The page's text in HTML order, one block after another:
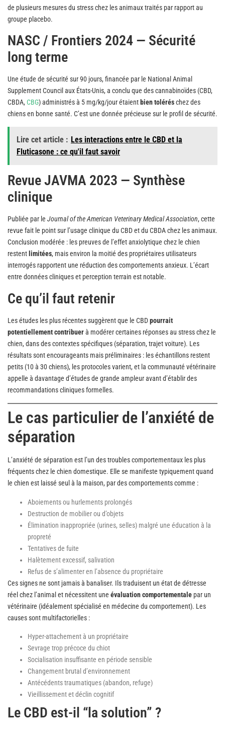
de plusieurs mesures du stress chez les animaux traités par rapport au
groupe placebo.
NASC / Frontiers 2024 — Sécurité
long terme
Une étude de sécurité sur 90 jours, financée par le National Animal
Supplement Council aux États-Unis, a conclu que des cannabinoïdes (CBD,
CBDA, CBG) administrés à 5 mg/kg/jour étaient bien toléréschez des
chiens en bonne santé. C’est une donnée précieuse sur le profil de sécurité.
Lire cet article : Les interactions entre le CBD et la
Fluticasone : ce qu'il faut savoir
Revue JAVMA 2023 — Synthèse
clinique
Publiée par le Journal of the American Veterinary Medical Association, cette
revue fait le point sur l’usage clinique du CBD et du CBDA chez les animaux.
Conclusion modérée : les preuves de l’effet anxiolytique chez le chien
restent limitées, mais environ la moitié des propriétaires utilisateurs
interrogés rapportent une réduction des comportements anxieux. L’écart
entre données cliniques et perception terrain est notable.
Ce qu’il faut retenir
Les études les plus récentes suggèrent que le CBDpourrait
potentiellement contribuerà modérer certaines réponses au stress chez le
chien, dans des contextes spécifiques (séparation, trajet voiture). Les
résultats sont encourageants mais préliminaires : les échantillons restent
petits (10 à 30 chiens), les protocoles varient, et la communauté vétérinaire
appelle à davantage d’études de grande ampleur avant d’établir des
recommandations cliniques formelles.
Le cas particulier de l’anxiété de
séparation
L’anxiété de séparation est l’un des troubles comportementaux les plus
fréquents chez le chien domestique. Elle se manifeste typiquement quand
le chien est laissé seul à la maison, par des comportements comme :
Aboiements ou hurlements prolongés
Destruction de mobilier ou d’objets
Élimination inappropriée (urines, selles) malgré une éducation à la
propreté
Tentatives de fuite
Halètement excessif, salivation
Refus de s’alimenter en l’absence du propriétaire
Ces signes ne sont jamais à banaliser. Ils traduisent un état de détresse
réel chez l’animal et nécessitent une évaluation comportementale par un
vétérinaire (idéalement spécialisé en médecine du comportement). Les
causes sont multifactorielles :
Hyper-attachement à un propriétaire
Sevrage trop précoce du chiot
Socialisation insuffisante en période sensible
Changement brutal d’environnement
Antécédents traumatiques (abandon, refuge)
Vieillissement et déclin cognitif
Le CBD est-il “la solution” ?